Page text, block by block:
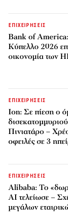
ΕΠΙΧΕΙΡΗΣΕΙΣ
Bank of
Κύπελλο 2026
οικονομία των
ΕΠΙΧΕΙΡΗΣΕΙΣ
Ion: Σε πίεση ο
Πινιατάρο –
οφειλές σε 3
ΕΠΙΧΕΙΡΗΣΕΙΣ
Alibaba: Το
AI τελείωσε –
μεγάλων